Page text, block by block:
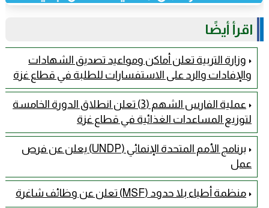
اقرأ أيضًا
وزارة التربية تعلن أماكن ومواعيد تصديق الشهادات
والإفادات والرد على الاستفسارات للطلبة في قطاع غزة
عملية الفارس الشهم (3) تعلن انطلاق الدورة الخامسة
لتوزيع المساعدات الغذائية في قطاع غزة
برنامج الأمم المتحدة الإنمائي (UNDP) يعلن عن فرص
عمل
منظمة أطباء بلا حدود (MSF) تعلن عن وظائف شاغرة